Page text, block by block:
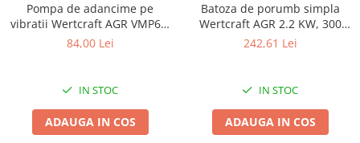
Echipamente pt incalzire
Panouri solare
Paturi electrice cu incalzire
Umidificatoare
Ventilatoare
Kituri de siguranta si supravietuire
Pompa de adancime pe
vibratii Wertcraft AGR VMP60,
600 W, 90m refulare
84,00 Lei
IN STOC
ADAUGA IN COS
Batoza de porumb simpla
Wertcraft AGR 2.2 KW, 300
kg/h
242,61 Lei
IN STOC
ADAUGA IN COS